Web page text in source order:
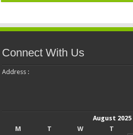
Connect With Us
Address :
August 2025
M
T W T